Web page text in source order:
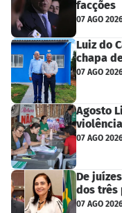
facções
07 AGO
Luiz do
chapa
07 AGO
Agosto
07 AGO
De
dos três
07 AGO